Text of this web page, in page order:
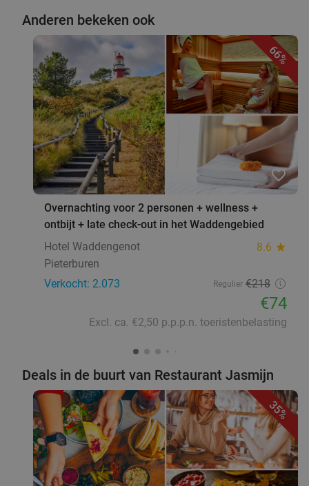
Anderen bekeken ook
66%
favorite_border
Overnachting voor 2 personen + wellness +
ontbijt + late check-out in het Waddengebied
Hotel Waddengenot
8.6 star
Pieterburen
Verkocht: 2.073
Regulier €218
€74
Excl. ca. €2,50 p.p.p.n. toeristenbelasting
Deals in de buurt van Restaurant Jasmijn
35%